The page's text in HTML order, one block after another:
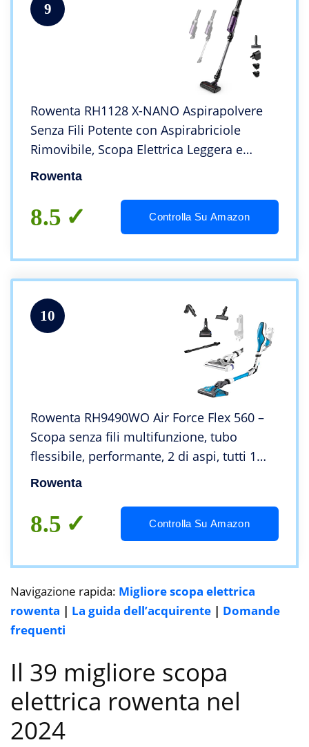
9
Rowenta RH1128 X-NANO Aspirapolvere
Senza Fili Potente con Aspirabriciole
Rimovibile, Scopa Elettrica Leggera e
Compatta Multisuperficie con Spazzola
Autonomia 40 Min
Rowenta
8.5 Controlla Su Amazon
10
Rowenta RH9490WO Air Force Flex 560 –
Scopa senza fili multifunzione, tubo
flessibile, performante, 2 di aspi, tutti 1
testina Aqua Aspire e lava i pavimenti duri,
Rowenta
8.5 Controlla Su Amazon
Navigazione rapida: Migliore scopa elettrica
rowenta | La guida dell’acquirente | Domande
frequenti
Il 39 migliore scopa
elettrica rowenta nel
2024